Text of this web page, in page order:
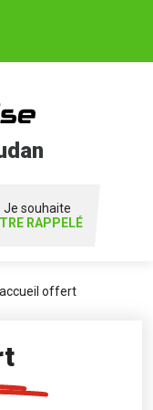
Je souhaite
RAPPELÉ
offert